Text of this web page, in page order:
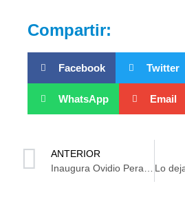
Compartir:
Facebook Twitter
WhatsApp Email
ANTERIOR